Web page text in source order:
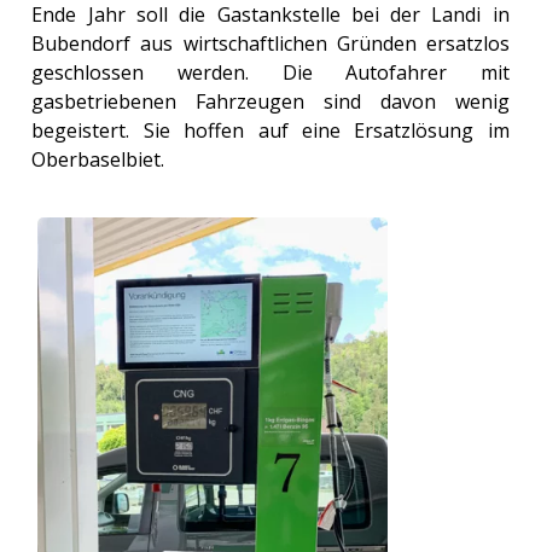
Ende Jahr soll die Gastankstelle bei der Landi in
Bubendorf aus wirtschaftlichen Gründen ersatzlos
geschlossen werden. Die Autofahrer mit
gasbetriebenen Fahrzeugen sind davon wenig
begeistert. Sie hoffen auf eine Ersatzlösung im
Oberbaselbiet.